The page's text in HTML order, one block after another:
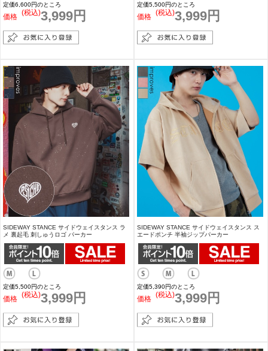
定価6,600円のところ
価格 3,999円
(税込)
定価5,500円のところ
価格 3,999円
(税込)
SIDEWAY STANCE サイドウェイスタンス ラ
メ 裏起毛 刺しゅうロゴ パーカー
定価5,500円のところ
価格 3,999円
(税込)
SIDEWAY STANCE サイドウェイスタンス ス
エードポンチ 半袖ジップパーカー
定価5,390円のところ
価格 3,999円
(税込)